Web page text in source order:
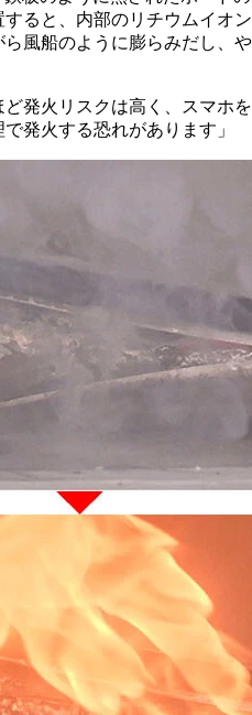
すると、内部のリチウムイオン
風船のように膨らみだし、や
発火リスクは高く、スマホを
発火する恐れがあります」